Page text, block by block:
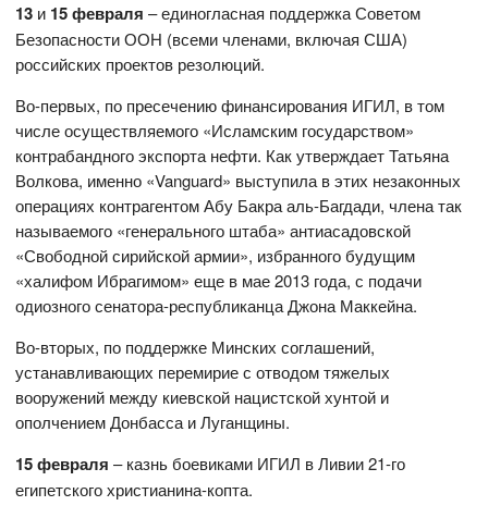
13 и 15 февраля – единогласная поддержка Советом
Безопасности ООН (всеми членами, включая США)
российских проектов резолюций.
Во-первых, по пресечению финансирования ИГИЛ, в том
числе осуществляемого «Исламским государством»
контрабандного экспорта нефти. Как утверждает Татьяна
Волкова, именно «Vanguard» выступила в этих незаконных
операциях контрагентом Абу Бакра аль-Багдади, члена так
называемого «генерального штаба» антиасадовской
«Свободной сирийской армии», избранного будущим
«халифом Ибрагимом» еще в мае 2013 года, с подачи
одиозного сенатора-республиканца Джона Маккейна.
Во-вторых, по поддержке Минских соглашений,
устанавливающих перемирие с отводом тяжелых
вооружений между киевской нацистской хунтой и
ополчением Донбасса и Луганщины.
15 февраля – казнь боевиками ИГИЛ в Ливии 21-го
египетского христианина-копта.